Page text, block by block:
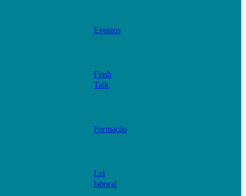
Eventos
Flash
Talk
Formação
Lei
laboral